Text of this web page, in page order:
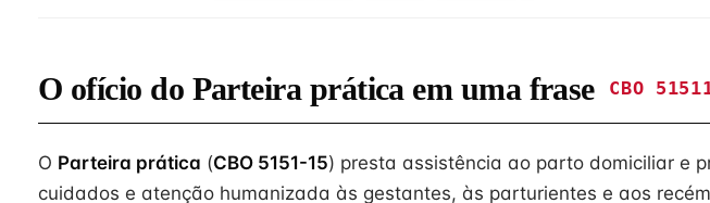
O ofício do Parteira prática em uma frase CBO
O Parteira prática (CBO 5151-15) presta assistência ao parto domiciliar e
cuidados e atenção humanizada às gestantes, às parturientes e aos